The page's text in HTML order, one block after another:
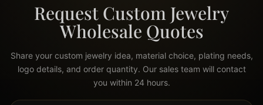
Request Custom Jewelry
Wholesale Quotes
Share your custom jewelry idea, material choice, plating needs,
logo details, and order quantity. Our sales team will contact
you within 24 hours.